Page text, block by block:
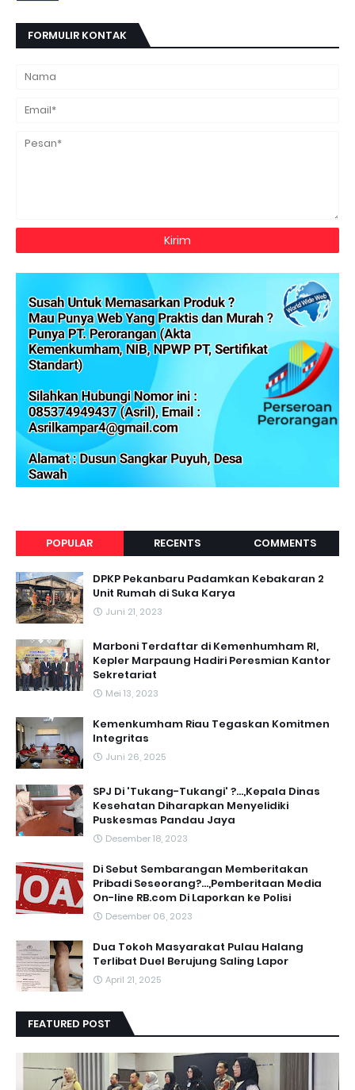
FORMULIR KONTAK
POPULAR RECENTS COMMENTS
DPKP Pekanbaru Padamkan Kebakaran 2
Unit Rumah di Suka Karya
Juni 21, 2023
Marboni Terdaftar di Kemenhumham RI,
Kepler Marpaung Hadiri Peresmian Kantor
Sekretariat
Mei 13, 2023
‎Kemenkumham Riau Tegaskan Komitmen
Integritas
Juni 26, 2025
SPJ Di 'Tukang-Tukangi' ?...,Kepala Dinas
Kesehatan Diharapkan Menyelidiki
Puskesmas Pandau Jaya
Desember 18, 2023
Di Sebut Sembarangan Memberitakan
Pribadi Seseorang?...,Pemberitaan Media
On-line RB.com Di Laporkan ke Polisi
Desember 06, 2023
Dua Tokoh Masyarakat Pulau Halang
Terlibat Duel Berujung Saling Lapor
April 21, 2025
FEATURED POST